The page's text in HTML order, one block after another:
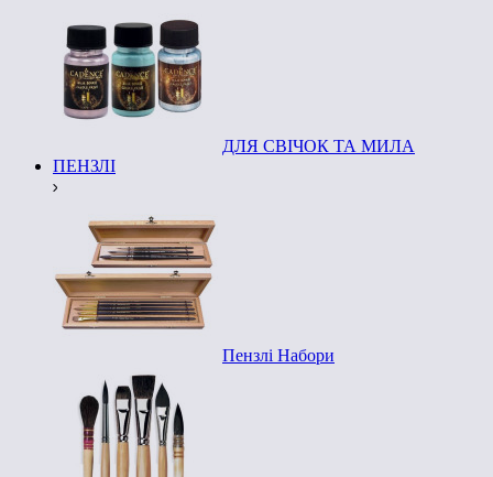
ДЛЯ СВІЧОК ТА МИЛА
ПЕНЗЛІ
Пензлі Набори